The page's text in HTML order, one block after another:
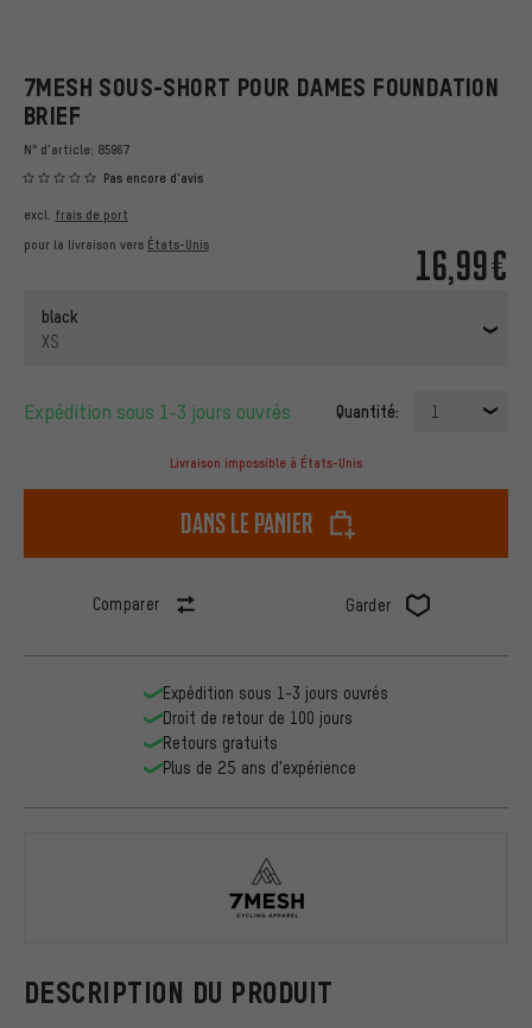
7MESH SOUS-SHORT POUR DAMES FOUNDATION
BRIEF
N° d'article: 85967
Pas encore d'avis
16,99€
excl. frais de port
pour la livraison vers États-Unis
black
XS
Expédition sous 1-3 jours ouvrés Quantité: 1
Livraison impossible à États-Unis
dans le panier
Comparer Garder
DESCRIPTION DU PRODUIT
Expédition sous 1-3 jours ouvrés
Droit de retour de 100 jours
Retours gratuits
Plus de 25 ans d'expérience